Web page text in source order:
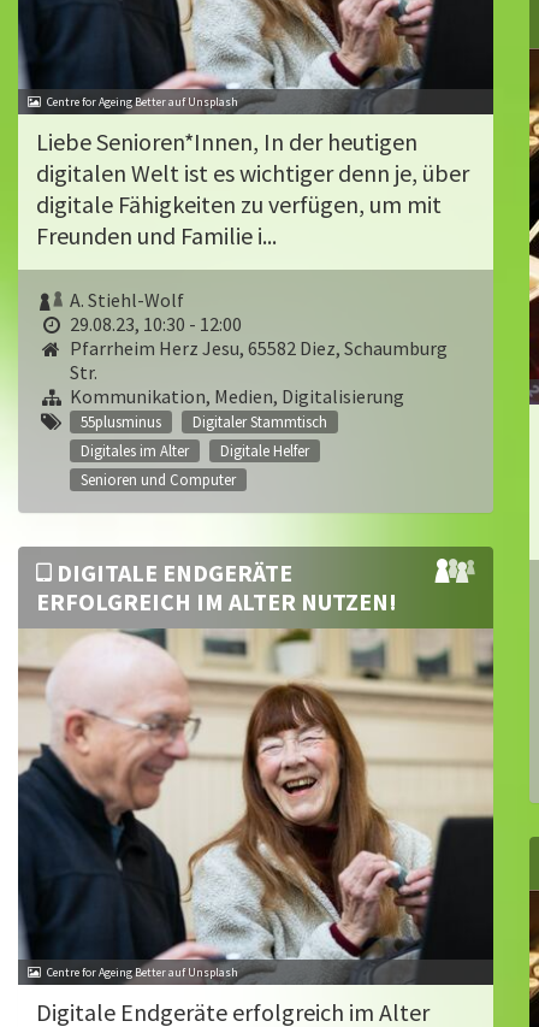
Centre for Ageing Better auf Unsplash
Liebe Senioren*Innen, In der heutigen
digitalen Welt ist es wichtiger denn je, über
digitale Fähigkeiten zu verfügen, um mit
Freunden und Familie i...
A. Stiehl-Wolf
29.08.23, 10:30 - 12:00
Pfarrheim Herz Jesu, 65582 Diez, Schaumburg
Str.
Kommunikation, Medien, Digitalisierung
55plusminus
Digitaler Stammtisch
Digitales im Alter
Digitale Helfer
Senioren und Computer
DIGITALE ENDGERÄTE
ERFOLGREICH IM ALTER NUTZEN!
Centre for Ageing Better auf Unsplash
Digitale Endgeräte erfolgreich im Alter